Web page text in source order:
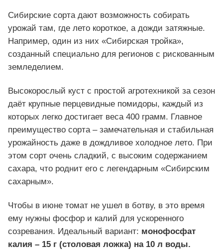
Сибирские сорта дают возможность собирать
урожай там, где лето короткое, а дожди затяжные.
Например, один из них «Сибирская тройка»,
созданный специально для регионов с рискованным
земледелием.
Высокорослый куст с простой агротехникой за сезон
даёт крупные перцевидные помидоры, каждый из
которых легко достигает веса 400 грамм. Главное
преимущество сорта – замечательная и стабильная
урожайность даже в дождливое холодное лето. При
этом сорт очень сладкий, с высоким содержанием
сахара, что роднит его с легендарным «Сибирским
сахарным».
Чтобы в июне томат не ушел в ботву, в это время
ему нужны фосфор и калий для ускоренного
созревания. Идеальный вариант: монофосфат
калия – 15 г (столовая ложка) на 10 л воды.